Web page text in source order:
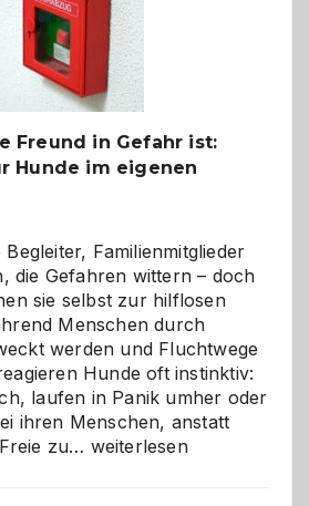
Freund in Gefahr ist:
Hunde im eigenen
Familienmitglieder
die Gefahren wittern – doch
sie selbst zur hilflosen
Menschen durch
werden und Fluchtwege
Hunde oft instinktiv:
laufen in Panik umher oder
ihren Menschen, anstatt
zu… Wenn
weiterlesen